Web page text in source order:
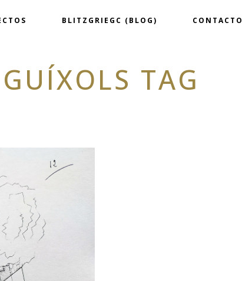
BLITZGRIEGC (BLOG) CONTACTO
TAG